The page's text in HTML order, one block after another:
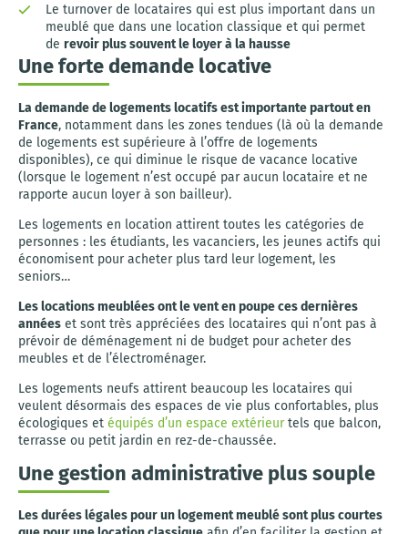
Le turnover de locataires qui est plus important dans un
meublé que dans une location classique et qui permet
de revoir plus souvent le loyer à la hausse
Une forte demande locative
La demande de logements locatifs est importante partout en
France, notamment dans les zones tendues (là où la demande
de logements est supérieure à l’offre de logements
disponibles), ce qui diminue le risque de vacance locative
(lorsque le logement n’est occupé par aucun locataire et ne
rapporte aucun loyer à son bailleur).
Les logements en location attirent toutes les catégories de
personnes : les étudiants, les vacanciers, les jeunes actifs qui
économisent pour acheter plus tard leur logement, les
seniors…
Les locations meublées ont le vent en poupe ces dernières
années et sont très appréciées des locataires qui n’ont pas à
prévoir de déménagement ni de budget pour acheter des
meubles et de l’électroménager.
Les logements neufs attirent beaucoup les locataires qui
veulent désormais des espaces de vie plus confortables, plus
écologiques et équipés d’un espace extérieurtels que balcon,
terrasse ou petit jardin en rez-de-chaussée.
Une gestion administrative plus souple
Les durées légales pour un logement meublé sont plus courtes